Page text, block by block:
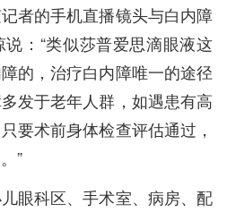
者的手机直播镜头与白内障
：“类似莎普爱思滴眼液这
的，治疗白内障唯一的途径
发于老年人群，如遇患有高
要术前身体检查评估通过，
”
眼科区、手术室、病房、配